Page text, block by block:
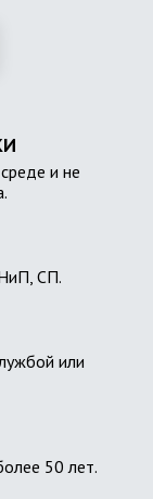
и не
СП.
или
50 лет.